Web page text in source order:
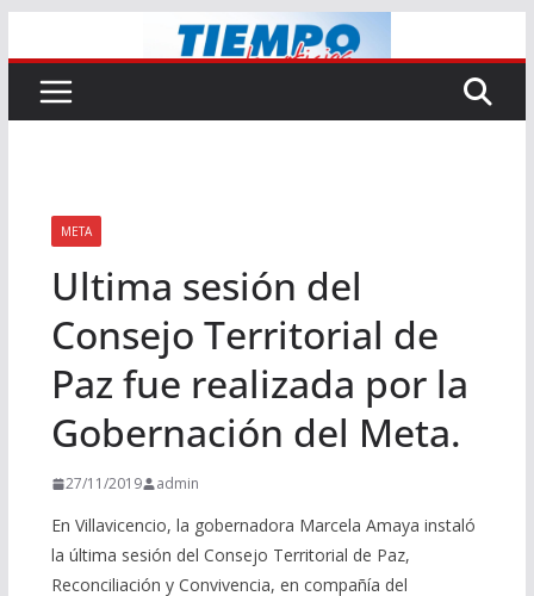
al
contenido
META
Ultima sesión del
Consejo Territorial de
Paz fue realizada por la
Gobernación del Meta.
27/11/2019 admin
En Villavicencio, la gobernadora Marcela Amaya instaló
la última sesión del Consejo Territorial de Paz,
Reconciliación y Convivencia, en compañía del